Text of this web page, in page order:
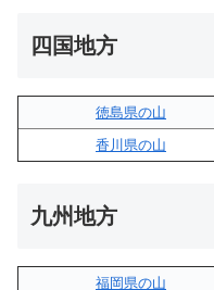
四国地方
徳島県の山
香川県の山
九州地方
福岡県の山